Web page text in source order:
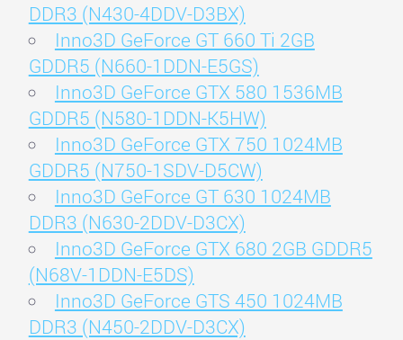
DDR3 (N430-4DDV-D3BX)
Inno3D GeForce GT 660 Ti 2GB
GDDR5 (N660-1DDN-E5GS)
Inno3D GeForce GTX 580 1536MB
GDDR5 (N580-1DDN-K5HW)
Inno3D GeForce GTX 750 1024MB
GDDR5 (N750-1SDV-D5CW)
Inno3D GeForce GT 630 1024MB
DDR3 (N630-2DDV-D3CX)
Inno3D GeForce GTX 680 2GB GDDR5
(N68V-1DDN-E5DS)
Inno3D GeForce GTS 450 1024MB
DDR3 (N450-2DDV-D3CX)